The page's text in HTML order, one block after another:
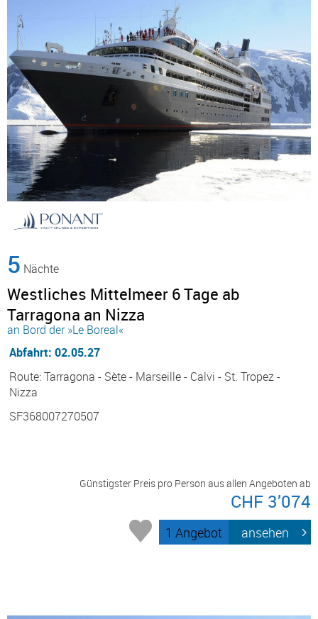
5 Nächte
Westliches Mittelmeer 6 Tage ab
Tarragona an Nizza
an Bord der »Le Boreal«
Abfahrt: 02.05.27
Route: Tarragona - Sète - Marseille - Calvi - St. Tropez -
Nizza
SF368007270507
Günstigster Preis pro Person aus allen Angeboten ab
CHF 3’074
1 Angebot ansehen